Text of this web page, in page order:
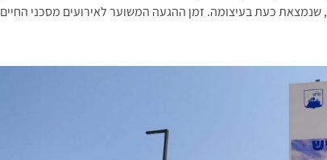
, שנמצאת כעת בעיצומה. זמן ההגעה המשוער לאירועים מסכני החיים